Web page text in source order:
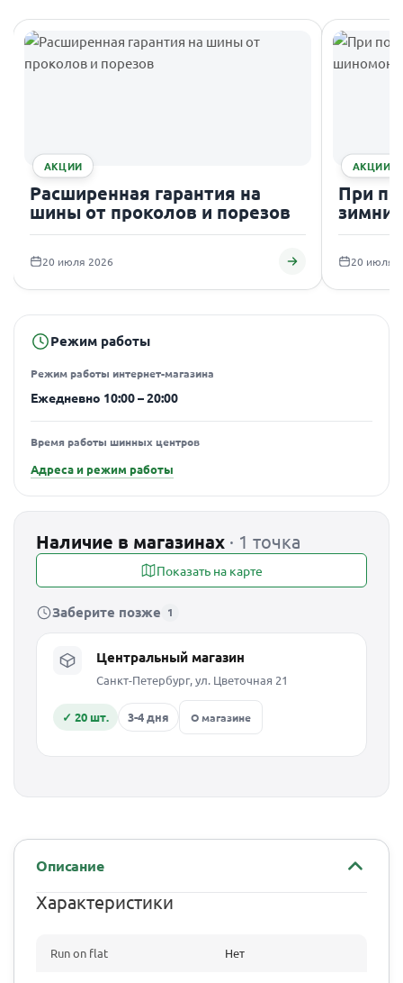
АКЦИИ
Расширенная гарантия на
шины от проколов и порезов
20 июля 2026
АКЦИИ
При
20 июля
Режим работы
Режим работы интернет-магазина
Ежедневно 10:00 – 20:00
Время работы шинных центров
Адреса и режим работы
Наличие в магазинах · 1 точка
Показать на карте
Заберите позже 1
Центральный магазин
Санкт-Петербург, ул. Цветочная 21
✓ 20 шт. 3-4 дня О магазине
Описание
Характеристики
Run on flat Нет